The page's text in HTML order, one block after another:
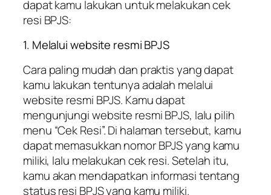
dapat kamu lakukan untuk melakukan cek
resi BPJS:
1. Melalui website resmi BPJS
Cara paling mudah dan praktis yang dapat
kamu lakukan tentunya adalah melalui
website resmi BPJS. Kamu dapat
mengunjungi website resmi BPJS, lalu pilih
menu “Cek Resi”. Di halaman tersebut, kamu
dapat memasukkan nomor BPJS yang kamu
miliki, lalu melakukan cek resi. Setelah itu,
kamu akan mendapatkan informasi tentang
status resi BPJS yang kamu miliki.